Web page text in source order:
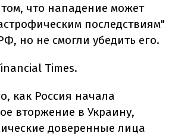
что нападение может
последствиям"
но не смогли убедить его.
Times.
как Россия начала
вторжение в Украину,
доверенные лица